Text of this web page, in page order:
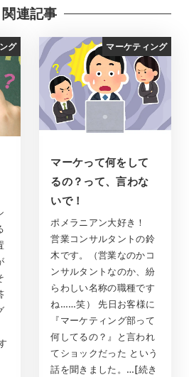
関連記事
グ マーケティング
マーケって何をして
るの？って、言わな
いで！
ポメラニアン大好き！
営業コンサルタントの鈴
木です。（営業なのかコ
ンサルタントなのか、紛
らわしい名称の職種です
ね……笑） 先日お客様に
『マーケティング部って
何してるの？』と言われ
てショックだった という
話を聞きました。…[続き